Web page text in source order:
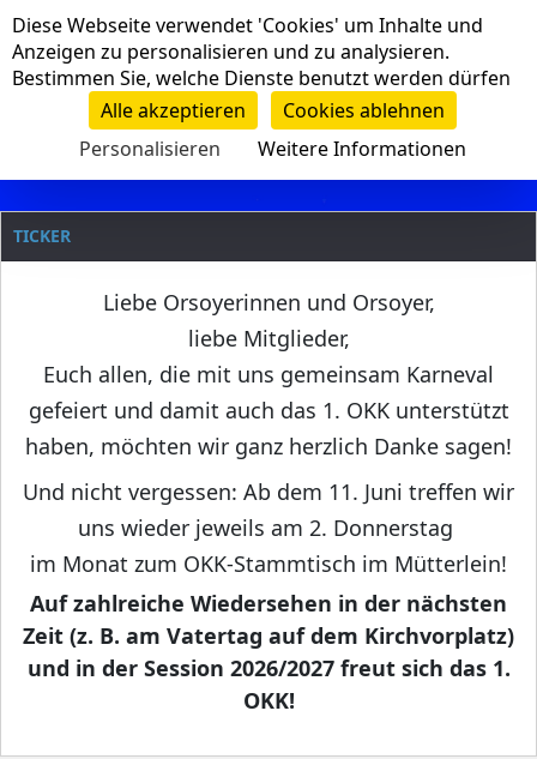
Navigation
Clanname
TICKER
Liebe Orsoyerinnen und Orsoyer,
liebe Mitglieder,
Euch allen, die mit uns gemeinsam Karneval
gefeiert und damit auch das 1. OKK unterstützt
haben, möchten wir ganz herzlich Danke sagen!
Und nicht vergessen: Ab dem 11. Juni treffen wir
uns wieder jeweils am 2. Donnerstag
im Monat zum OKK-Stammtisch im Mütterlein!
Auf zahlreiche Wiedersehen in der nächsten
Zeit (z. B. am Vatertag auf dem Kirchvorplatz)
und in der Session 2026/2027 freut sich das 1.
OKK!
Cookie-Einstellungen
Diese Webseite verwendet 'Cookies' um Inhalte und
Anzeigen zu personalisieren und zu analysieren.
Bestimmen Sie, welche Dienste benutzt werden dürfen
Alle akzeptieren
Cookies ablehnen
Personalisieren
Weitere Informationen